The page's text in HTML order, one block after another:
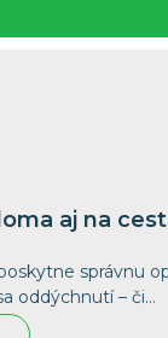
aj na
správnu
oddýchnutí – či…